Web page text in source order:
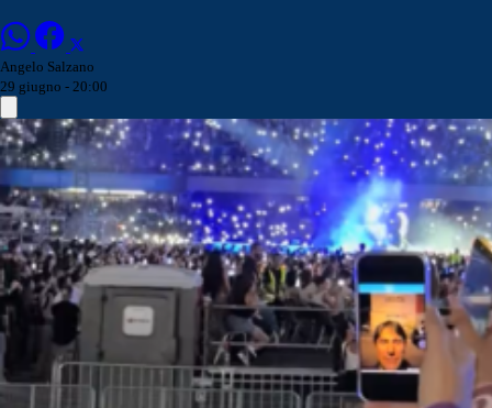
Angelo Salzano
29 giugno - 20:00